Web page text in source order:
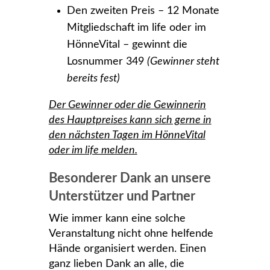
Den zweiten Preis – 12 Monate
Mitgliedschaft im life oder im
HönneVital – gewinnt die
Losnummer 349 (Gewinner steht
bereits fest)
Der Gewinner oder die Gewinnerin
des Hauptpreises kann sich gerne in
den nächsten Tagen im HönneVital
oder im life melden.
Besonderer Dank an unsere
Unterstützer und Partner
Wie immer kann eine solche
Veranstaltung nicht ohne helfende
Hände organisiert werden. Einen
ganz lieben Dank an alle, die